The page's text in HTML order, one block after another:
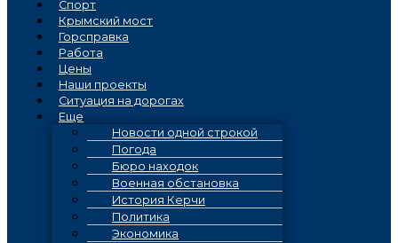
Спорт
Крымский мост
Горсправка
Работа
Цены
Наши проекты
Ситуация на дорогах
Еще
Новости одной строкой
Погода
Бюро находок
Военная обстановка
История Керчи
Политика
Экономика